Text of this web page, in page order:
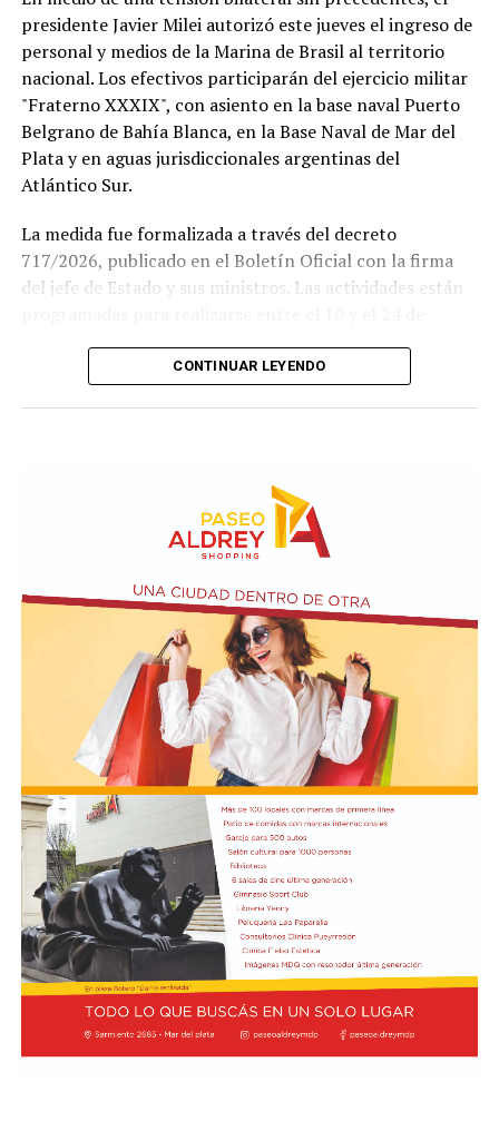
presidente Javier Milei autorizó este jueves el ingreso de
personal y medios de la Marina de Brasil al territorio
nacional. Los efectivos participarán del ejercicio militar
"Fraterno XXXIX", con asiento en la base naval Puerto
Belgrano de Bahía Blanca, en la Base Naval de Mar del
Plata y en aguas jurisdiccionales argentinas del
Atlántico Sur.
La medida fue formalizada a través del decreto
717/2026, publicado en el Boletín Oficial con la firma
del jefe de Estado y sus ministros. Las actividades están
Según los considerandos del decreto, el fin es
estandarizar y simplificar los procesos de planeamiento
entre ambas armadas.
El texto oficial destaca que la participación argentina en
estas maniobras señala su compromiso con la seguridad
internacional y la estabilidad regional. Asimismo, el
Gobierno busca reforzar su posición como socio
estratégico en el continente americano.
La autorización militar ocurre en un contexto de
fricción diplomática originada por las declaraciones
de Javier Milei hacia su par brasileño, Lula da Silva. Esta
situación derivó en el retiro del embajador brasileño en
Buenos Aires, Julio Bitelli.
Desde el Palacio del Planalto, el canciller Mauro
Vieira calificó los insultos del mandatario argentino
como "graves e inaceptables". Por su parte, Brasil decidió
reducir su representación en el país al nivel de
encargado de negocios.
CONTINUAR LEYENDO